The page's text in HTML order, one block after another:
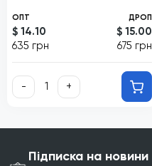
ОПТ
$ 14.10
635 грн
ДРОП
$ 15.00
675 грн
- +
Підписка на новини